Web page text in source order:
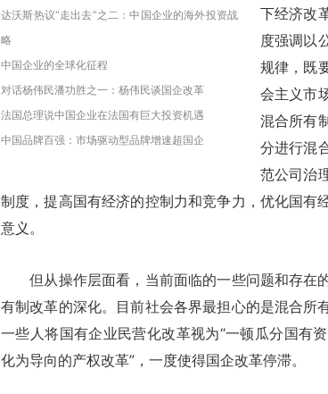
达沃斯热议“走出去”之二：中国企业的海外投资战
略
中国企业的全球化征程
对话杨伟民潘功胜之一：杨伟民谈国企改革
法国总理说中国企业在法国有巨大投资机遇
中国品牌百强：市场驱动型品牌增速超国企
下经济改
度强调以
规律，既
会主义市
混合所有
分进行混
范公司治
制度，提高国有经济的控制力和竞争力，优化国有
意义。
但从操作层面看，当前面临的一些问题和存在
有制改革的深化。目前社会各界最担心的是混合所
一些人将国有企业民营化改革视为“一顿瓜分国有
化为导向的产权改革”，一度使得国企改革停滞。